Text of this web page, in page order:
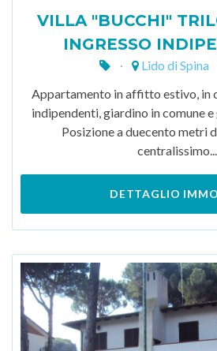
VILLA "BUCCHI"
INGRESSO
Lido di Spina
Appartamento in affitto estivo, in
indipendenti, giardino in comune
Posizione a duecento metri
centralissimo...
DETTAGLIO